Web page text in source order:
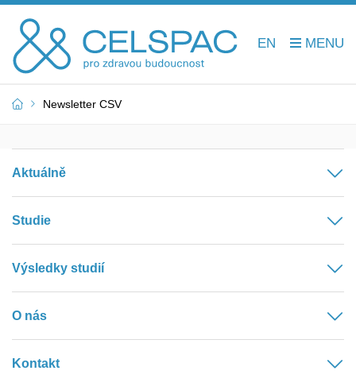
EN
Newsletter CSV
Aktuálně
Studie
Výsledky studií
O nás
Kontakt